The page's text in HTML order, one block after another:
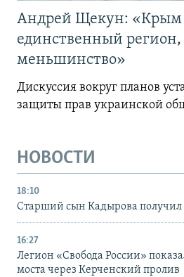
Андрей Щекун: «Крым
единственный
меньшинство»
Дискуссия вокруг планов
защиты прав украинской
НОВОСТИ
18:10
Старший сын Кадырова получил
16:27
Легион «Свобода России»
моста через Керченский пролив